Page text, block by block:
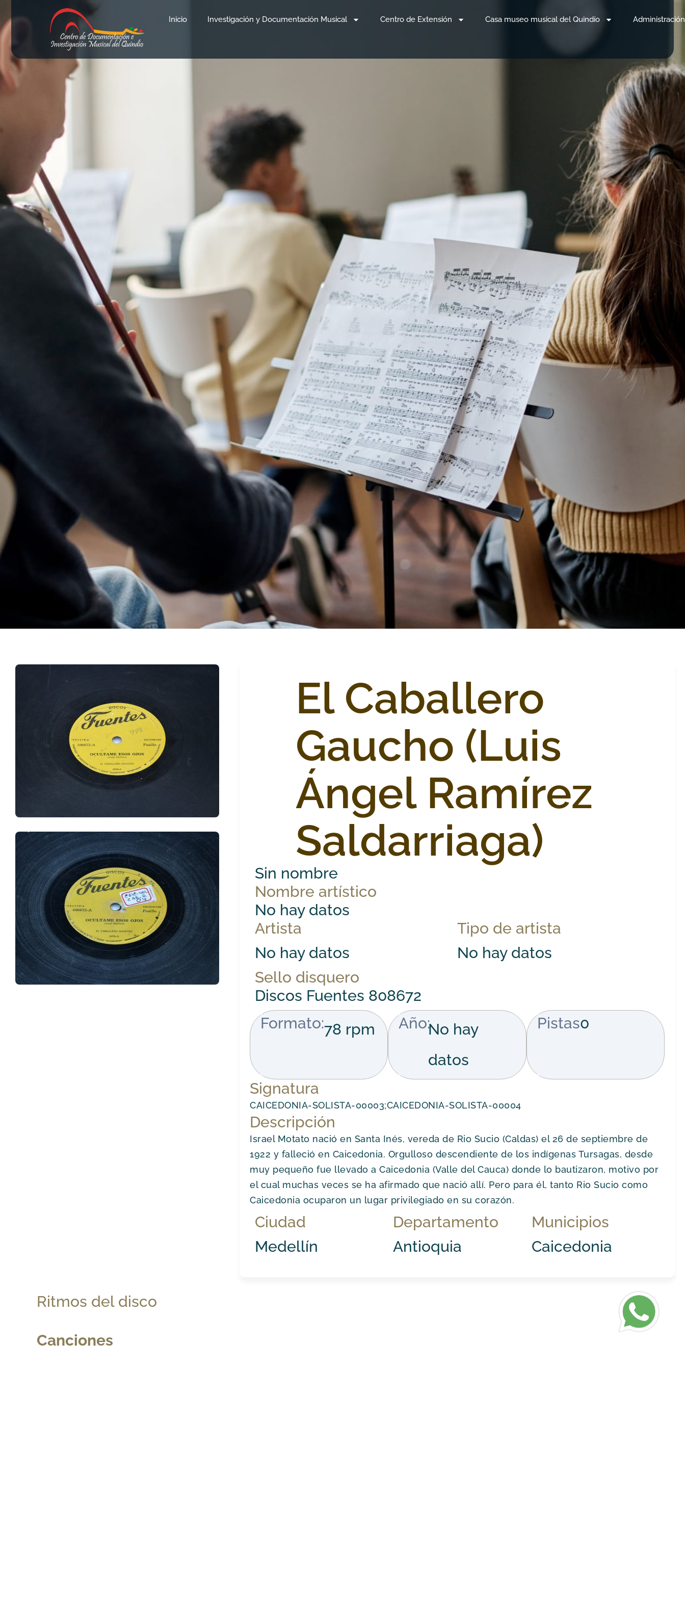
Inicio Investigación y Documentación Musical Centro de Extensión Casa museo musical del Quindío
El Caballero
Gaucho (Luis
Ángel Ramírez
Saldarriaga)
Sin nombre
Nombre artístico
No hay datos
Artista
No hay datos
Tipo de artista
No hay datos
Sello disquero
Discos Fuentes 808672
Formato:78 rpm Año:No hay
datos
Pistas0
Signatura
CAICEDONIA-SOLISTA-00003;CAICEDONIA-SOLISTA-00004
Descripción
Israel Motato nació en Santa Inés, vereda de Rio Sucio (Caldas) el 26 de septiembre de
1922 y falleció en Caicedonia. Orgulloso descendiente de los indígenas Tursagas, desde
muy pequeño fue llevado a Caicedonia (Valle del Cauca) donde lo bautizaron, motivo por
el cual muchas veces se ha afirmado que nació allí. Pero para él, tanto Rio Sucio como
Caicedonia ocuparon un lugar privilegiado en su corazón.
Ciudad
Medellín
Departamento
Antioquia
Municipios
Caicedonia
Ritmos del disco
Canciones